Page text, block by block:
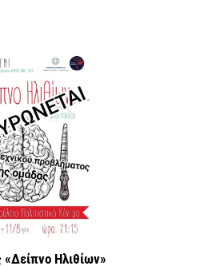
Ηλιθίων»